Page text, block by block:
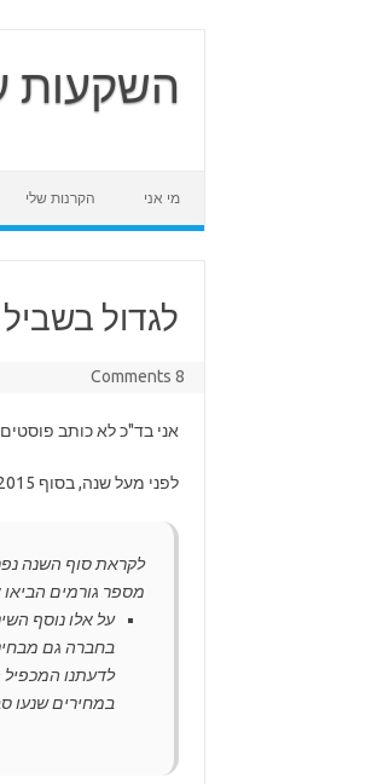
השקעות
מי אני הקרנות שלי
לגדול בשביל
8 Comments
אני בד"כ לא כותב
לפני מעל שנה, בסוף 2015, מכרנו את המניות שלנו בנאוי סביב 20 שקלים למניה. כתבנו במכתב השנתי:
לקראת סוף השנה
מספר גורמים
על אלו נוסף
בחברה גם
לדעתנו המכפיל
במחירים שנעו סביב 20